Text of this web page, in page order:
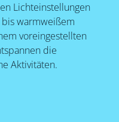
Lichteinstellungen
warmweißem
voreingestellten
die
Aktivitäten.